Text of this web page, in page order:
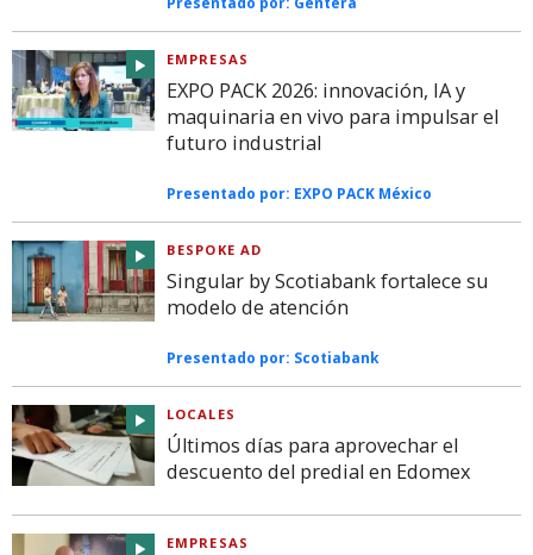
EMPRESAS
EXPO PACK 2026: innovación, IA y
maquinaria en vivo para impulsar el
futuro industrial
Presentado por: EXPO PACK México
BESPOKE AD
Singular by Scotiabank fortalece su
modelo de atención
Presentado por: Scotiabank
LOCALES
Últimos días para aprovechar el
descuento del predial en Edomex
EMPRESAS